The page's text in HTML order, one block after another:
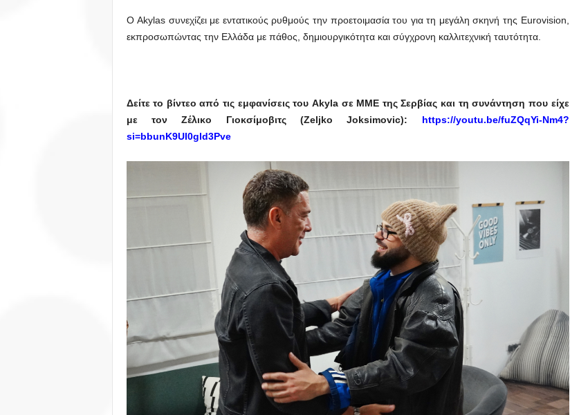
Ο Akylas συνεχίζει με εντατικούς ρυθμούς την προετοιμασία του για τη μεγάλη σκηνή της Eurovision,
εκπροσωπώντας την Ελλάδα με πάθος, δημιουργικότητα και σύγχρονη καλλιτεχνική ταυτότητα.
Δείτε το βίντεο από τις εμφανίσεις του Akyla σε ΜΜΕ της Σερβίας και τη συνάντηση που είχε
με τον Ζέλικο Γιοκσίμοβιτς (Zeljko Joksimovic):
https://youtu.be/fuZQqYi-Nm4?
si=bbunK9UI0gld3Pve